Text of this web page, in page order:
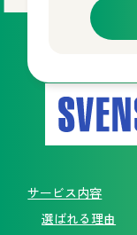
サービス内容
選ばれる理由